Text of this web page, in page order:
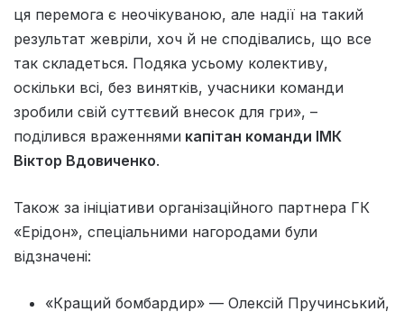
ця перемога є неочікуваною, але надії на такий
результат жевріли, хоч й не сподівались, що все
так складеться. Подяка усьому колективу,
оскільки всі, без винятків, учасники команди
зробили свій суттєвий внесок для гри», –
поділився враженнями капітан команди ІМК
Віктор Вдовиченко.
Також за ініціативи організаційного партнера ГК
«Ерідон», спеціальними нагородами були
відзначені:
«Кращий бомбардир» — Олексій Пручинський,